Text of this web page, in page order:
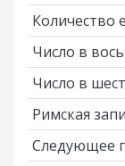
Количество
Число в
Число в
Римская
Следующее